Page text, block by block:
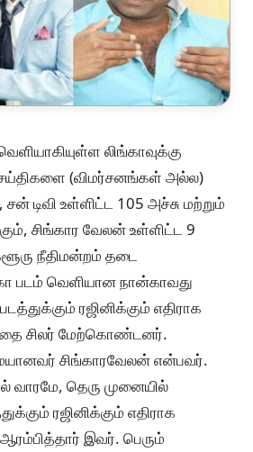
லிங்காவுக்கு
(விமர்சனங்கள் அல்ல)
சன் டிவி உள்ளிட்ட 105 அச்சு மற்றும்
சிங்கார வேலன் உள்ளிட்ட 9
நீதிமன்றம் தடை
படம் வெளியான நான்காவது
ரஜினிக்கும் எதிராக
சிலர் மேற்கொண்டனர்.
சிங்காரவேலன் என்பவர்.
வாரமே, தெரு முனையில்
ரஜினிக்கும் எதிராக
இவர். பெரும்